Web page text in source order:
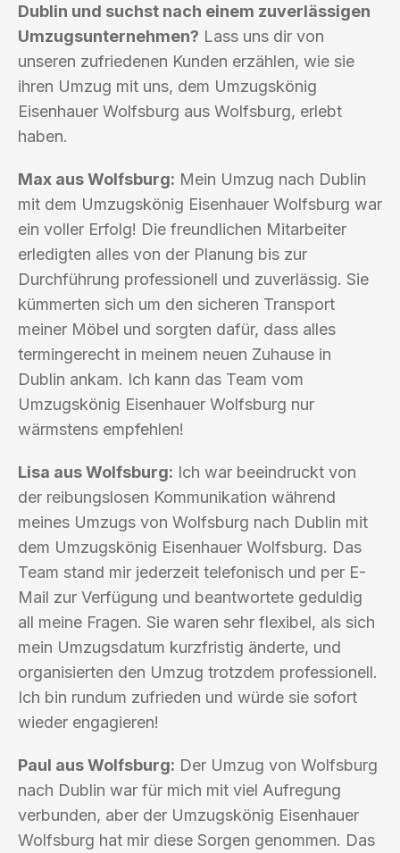
Dublin und suchst nach einem zuverlässigen
Umzugsunternehmen? Lass uns dir von
unseren zufriedenen Kunden erzählen, wie sie
ihren Umzug mit uns, dem Umzugskönig
Eisenhauer Wolfsburg aus Wolfsburg, erlebt
haben.
Max aus Wolfsburg: Mein Umzug nach Dublin
mit dem Umzugskönig Eisenhauer Wolfsburg war
ein voller Erfolg! Die freundlichen Mitarbeiter
erledigten alles von der Planung bis zur
Durchführung professionell und zuverlässig. Sie
kümmerten sich um den sicheren Transport
meiner Möbel und sorgten dafür, dass alles
termingerecht in meinem neuen Zuhause in
Dublin ankam. Ich kann das Team vom
Umzugskönig Eisenhauer Wolfsburg nur
wärmstens empfehlen!
Lisa aus Wolfsburg: Ich war beeindruckt von
der reibungslosen Kommunikation während
meines Umzugs von Wolfsburg nach Dublin mit
dem Umzugskönig Eisenhauer Wolfsburg. Das
Team stand mir jederzeit telefonisch und per E-
Mail zur Verfügung und beantwortete geduldig
all meine Fragen. Sie waren sehr flexibel, als sich
mein Umzugsdatum kurzfristig änderte, und
organisierten den Umzug trotzdem professionell.
Ich bin rundum zufrieden und würde sie sofort
wieder engagieren!
Paul aus Wolfsburg: Der Umzug von Wolfsburg
nach Dublin war für mich mit viel Aufregung
verbunden, aber der Umzugskönig Eisenhauer
Wolfsburg hat mir diese Sorgen genommen. Das